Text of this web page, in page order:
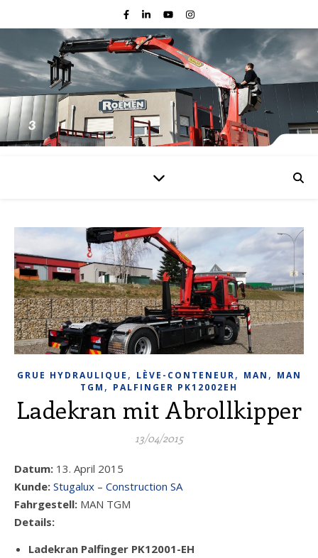
GRUE HYDRAULIQUE , LÈVE-CONTENEUR, MAN , MAN
TGM , PALFINGER PK12002EH
Ladekran mit Abrollkipper
13/04/2015
Datum: 13. April 2015
Kunde: Stugalux – Construction SA
Fahrgestell: MAN TGM
Details:
Ladekran Palfinger PK12001-EH